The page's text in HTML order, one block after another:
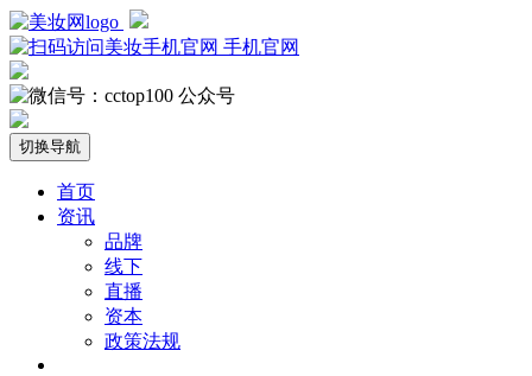
手机官网
公众号
切换导航
首页
资讯
品牌
线下
直播
资本
政策法规